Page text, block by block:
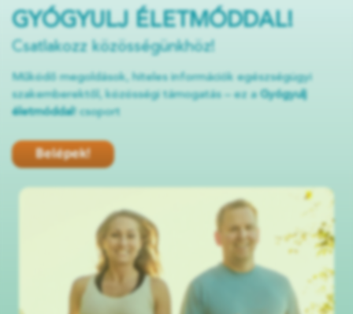
GYÓGYULJ ÉLETMÓDDAL!
Csatlakozz közösségünkhöz!
Működő megoldások, hiteles információk egészségügyi
szakemberektől, közösségi támogatás – ez a Gyógyulj
életmóddal! csoport
Belépek!